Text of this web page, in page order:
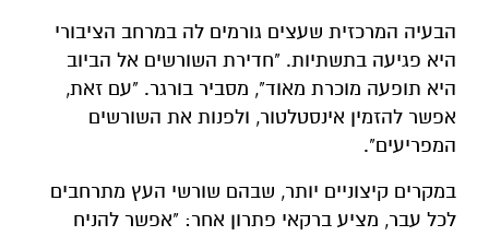
הבעיה המרכזית שעצים גורמים לה במרחב הציבורי
היא פגיעה בתשתיות. "חדירת השורשים אל הביוב
היא תופעה מוכרת מאוד", מסביר בורגר. "עם זאת,
אפשר להזמין אינסטלטור, ולפנות את השורשים
המפריעים".
במקרים קיצוניים יותר, שבהם שורשי העץ מתרחבים
לכל עבר, מציע ברקאי פתרון אחר: "אפשר להניח